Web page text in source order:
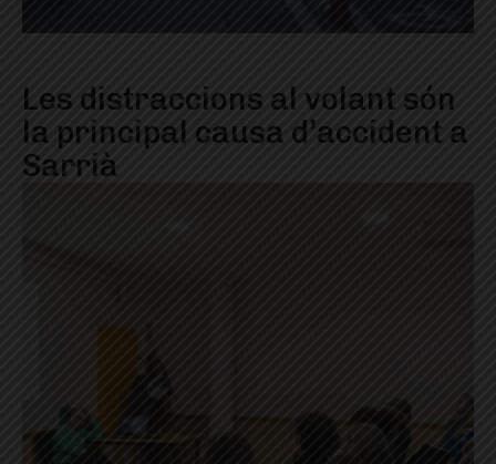
Les distraccions al volant són
la principal causa d’accident a
Sarrià